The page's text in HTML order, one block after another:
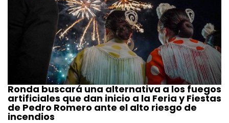
Ronda buscará una alternativa a los fuegos
artificiales que dan inicio a la Feria y Fiestas
de Pedro Romero ante el alto riesgo de
incendios